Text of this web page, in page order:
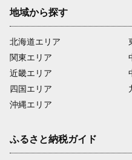
地域から探す
北海道エリア
関東エリア
近畿エリア
四国エリア
沖縄エリア
ふるさと納税ガイド